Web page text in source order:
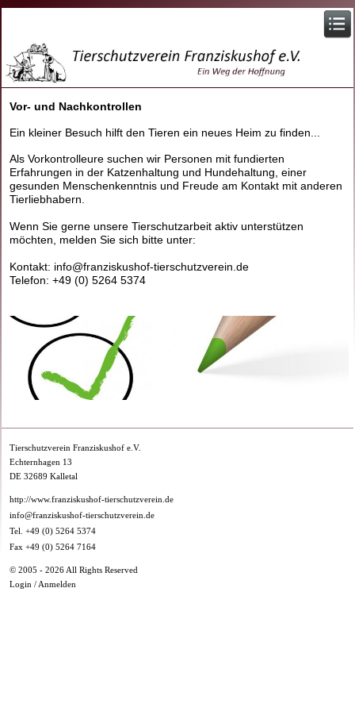
Vor- und Nachkontrollen
Ein kleiner Besuch hilft den Tieren ein neues Heim zu finden...
Als Vorkontrolleure suchen wir Personen mit fundierten
Erfahrungen in der Katzenhaltung und Hundehaltung, einer
gesunden Menschenkenntnis und Freude am Kontakt mit anderen
Tierliebhabern.
Wenn Sie gerne unsere Tierschutzarbeit aktiv unterstützen
möchten, melden Sie sich bitte unter:
Kontakt: info@franziskushof-tierschutzverein.de
Telefon: +49 (0) 5264 5374
Tierschutzverein Franziskushof e.V.
Echternhagen 13
DE 32689 Kalletal
http://www.franziskushof-tierschutzverein.de
info@franziskushof-tierschutzverein.de
Tel. +49 (0) 5264 5374
Fax +49 (0) 5264 7164
© 2005 - 2026 All Rights Reserved
Login / Anmelden